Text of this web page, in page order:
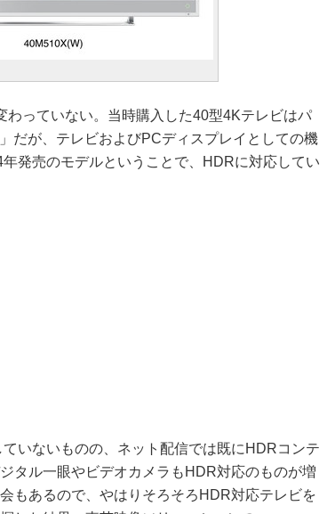
っていない。当時購入した40型4Kテレビはパ
だが、テレビおよびPCディスプレイとしての機
発売のモデルということで、HDRに対応してい
いないものの、ネット配信では既にHDRコンテ
タル一眼やビデオカメラもHDR対応のものが増
もあるので、やはりそろそろHDR対応テレビを